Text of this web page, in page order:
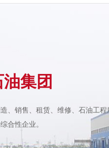
集团
、销售、租赁、维修、石油工
合性企业。